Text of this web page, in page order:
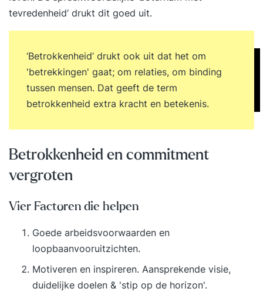
organisatie. Deze zijn benoemd in onderstaande
afbeelding: Vertrouwen Alternatieve controle
Creatieve innovatie Onderzoek naar
medewerkersbetrokkenheid Als je
de betrokkenheid van medewerkers wil verhogen,
dan is het verstandig om eerst een nulmeting uit
medewerkers daadwerkelijk zijn en waar het
verbeterpotentieel ligt. Deze meting vormt de
basis voor de eerste slag, dit is het begin van
je slagkracht. Een medewerkersbetrokkenheid
een grote effect. Alle medewerkers krijgen een
online vragenlijst om in te vullen. Vibber
people analyseert en deelt de resultaten in een
management en indien gewenst aan de
medewerkers. Semco selfie (teamscan) Wil je als
tevredenheid’ drukt dit goed uit.
‘Betrokkenheid’ drukt ook uit dat het om
'betrekkingen' gaat; om relaties, om binding
tussen mensen. Dat geeft de term
betrokkenheid extra kracht en betekenis.
Betrokkenheid en commitment
vergroten
Vier Factoren die helpen
Goede arbeidsvoorwaarden en
loopbaanvooruitzichten.
Motiveren en inspireren. Aansprekende visie,
duidelijke doelen & 'stip op de horizon'.